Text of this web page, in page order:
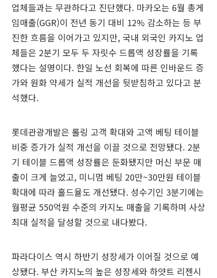
업체들과는 무관하다고 진단했다. 마카오는 6월 총게
임매출(GGR)이 전년 동기 대비 12% 감소하는 등 부
진한 흐름을 이어가고 있지만, 국내 외국인 카지노 업
체들은 2분기 모두 두 자릿수 드롭액 성장률을 기록
했다는 설명이다. 한일 노선 회복에 따른 인바운드 증
가와 원화 약세가 실적 개선을 뒷받침하고 있다고 분
석했다.
롯데관광개발은 롤링 고객 확대와 고액 베팅 테이블
비중 증가가 실적 개선을 이끌 것으로 전망됐다. 2분
기 테이블 드롭액 성장률은 둔화됐지만 머신 부문 매
출이 크게 늘었고, 미니멈 베팅 20만~30만원 테이블
확대에 따라 홀드율도 개선됐다. 성수기인 3분기에는
월평균 550억원 수준의 카지노 매출을 기록하며 사상
최대 실적을 달성할 것으로 내다봤다.
파라다이스 역시 하반기 성장세가 이어질 것으로 예
상됐다. 부산 카지노의 높은 성장세와 하얏트 리젠시